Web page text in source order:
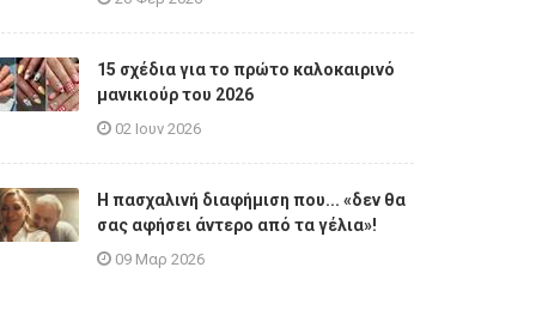
15 σχέδια για το πρώτο καλοκαιρινό
μανικιούρ του 2026
02 Ιουν 2026
Η πασχαλινή διαφήμιση που... «δεν θα
σας αφήσει άντερο από τα γέλια»!
09 Μαρ 2026